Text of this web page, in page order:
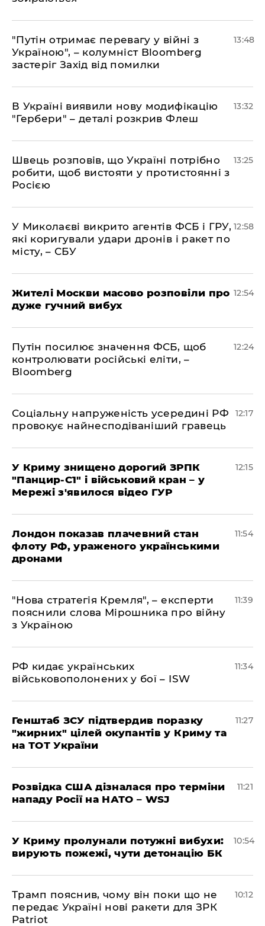
"Путін отримає перевагу у війні з
Україною", – колумніст Bloomberg
застеріг Захід від помилки
13:48
В Україні виявили нову модифікацію
"Гербери" – деталі розкрив Флеш
13:32
Швець розповів, що Україні потрібно
робити, щоб вистояти у протистоянні з
Росією
13:25
У Миколаєві викрито агентів ФСБ і ГРУ,
які коригували удари дронів і ракет по
місту, – СБУ
12:58
Жителі Москви масово розповіли про
дуже гучний вибух
12:54
Путін посилює значення ФСБ, щоб
контролювати російські еліти, –
Bloomberg
12:24
Соціальну напруженість усередині РФ
провокує найнесподіваніший гравець
12:17
У Криму знищено дорогий ЗРПК
"Панцир-С1" і військовий кран – у
Мережі з'явилося відео ГУР
12:15
Лондон показав плачевний стан
флоту РФ, ураженого українськими
дронами
11:54
"Нова стратегія Кремля", – експерти
пояснили слова Мірошника про війну
з Україною
11:39
РФ кидає українських
військовополонених у бої – ISW
11:34
Генштаб ЗСУ підтвердив поразку
"жирних" цілей окупантів у Криму та
на ТОТ України
11:27
Розвідка США дізналася про терміни
нападу Росії на НАТО – WSJ
11:21
У Криму пролунали потужні вибухи:
вирують пожежі, чути детонацію БК
10:54
Трамп пояснив, чому він поки що не
передає Україні нові ракети для ЗРК
Patriot
10:12